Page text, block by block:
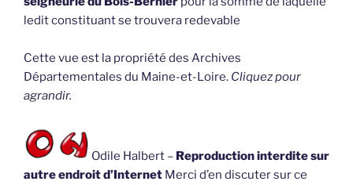
ledit constituant se trouvera redevable
Cette vue est la propriété des Archives
Départementales du Maine-et-Loire. Cliquez pour
agrandir.
Odile Halbert – Reproduction interdite sur
autre endroit d’Internet Merci d’en discuter sur ce